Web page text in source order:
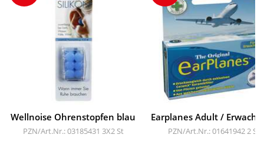
Wellnoise Ohrenstopfen blau
PZN/Art.Nr.: 03185431 3X2 St
Earplanes Adult /
PZN/Art.Nr.: 016419422 St